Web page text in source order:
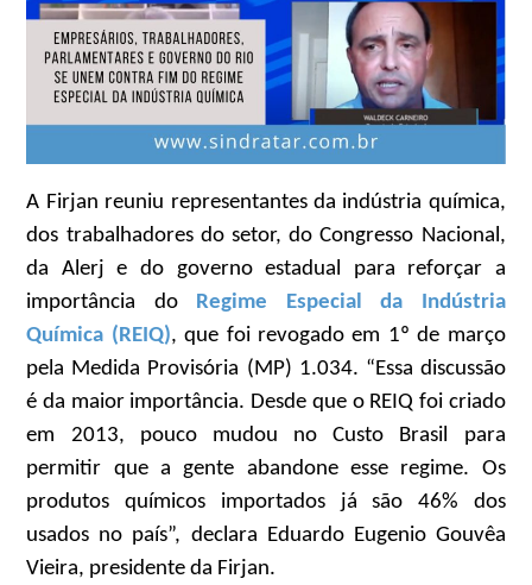
A Firjan reuniu representantes da indústria química,
dos trabalhadores do setor, do Congresso Nacional,
da Alerj e do governo estadual para reforçar a
importância do
Regime Especial da Indústria
Química (REIQ), que foi revogado em 1º de março
pela Medida Provisória (MP) 1.034. “Essa discussão
é da maior importância. Desde que o REIQ foi criado
em 2013, pouco mudou no Custo Brasil para
permitir que a gente abandone esse regime. Os
produtos químicos importados já são 46% dos
usados no país”, declara Eduardo Eugenio Gouvêa
Vieira, presidente da Firjan.